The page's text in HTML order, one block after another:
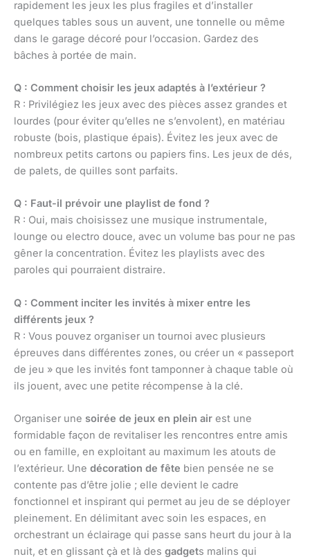
rapidement les jeux les plus fragiles et d’installer
quelques tables sous un auvent, une tonnelle ou même
dans le garage décoré pour l’occasion. Gardez des
bâches à portée de main.
Q : Comment choisir les jeux adaptés à l’extérieur ?
R : Privilégiez les jeux avec des pièces assez grandes et
lourdes (pour éviter qu’elles ne s’envolent), en matériau
robuste (bois, plastique épais). Évitez les jeux avec de
nombreux petits cartons ou papiers fins. Les jeux de dés,
de palets, de quilles sont parfaits.
Q : Faut-il prévoir une playlist de fond ?
R : Oui, mais choisissez une musique instrumentale,
lounge ou electro douce, avec un volume bas pour ne pas
gêner la concentration. Évitez les playlists avec des
paroles qui pourraient distraire.
Q : Comment inciter les invités à mixer entre les
différents jeux ?
R : Vous pouvez organiser un tournoi avec plusieurs
épreuves dans différentes zones, ou créer un « passeport
de jeu » que les invités font tamponner à chaque table où
ils jouent, avec une petite récompense à la clé.
Organiser une soirée de jeux en plein air est une
formidable façon de revitaliser les rencontres entre amis
ou en famille, en exploitant au maximum les atouts de
l’extérieur. Une décoration de fête bien pensée ne se
contente pas d’être jolie ; elle devient le cadre
fonctionnel et inspirant qui permet au jeu de se déployer
pleinement. En délimitant avec soin les espaces, en
orchestrant un éclairage qui passe sans heurt du jour à la
nuit, et en glissant çà et là des gadgets malins qui